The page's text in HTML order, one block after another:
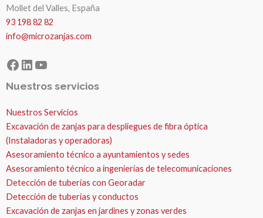
Mollet del Valles, España
93 198 82 82
info@microzanjas.com
Facebook
LinkedIn
YouTube
Nuestros servicios
Nuestros Servicios
Excavación de zanjas para despliegues de fibra óptica
(Instaladoras y operadoras)
Asesoramiento técnico a ayuntamientos y sedes
Asesoramiento técnico a ingenierías de telecomunicaciones
Detección de tuberías con Georadar
Detección de tuberías y conductos
Excavación de zanjas en jardines y zonas verdes